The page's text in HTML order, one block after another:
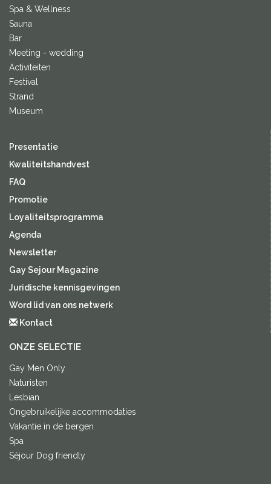
Spa & Wellness
Sauna
Bar
Meeting - wedding
Activiteiten
Festival
Strand
Museum
Presentatie
Kwaliteitshandvest
FAQ
Promotie
Loyaliteitsprogramma
Agenda
Newsletter
Gay Sejour Magazine
Juridische kennisgevingen
Word lid van ons netwerk
Kontact
ONZE SELECTIE
Gay Men Only
Naturisten
Lesbian
Ongebruikelijke accommodaties
Vakantie in de bergen
Spa
Séjour Dog friendly